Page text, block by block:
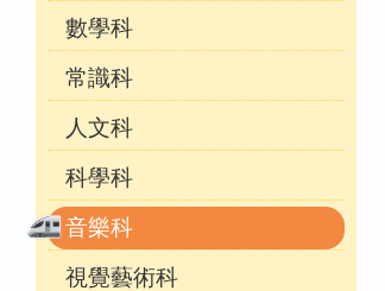
數學科
常識科
人文科
科學科
音樂科
視覺藝術科